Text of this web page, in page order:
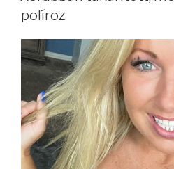
políroz